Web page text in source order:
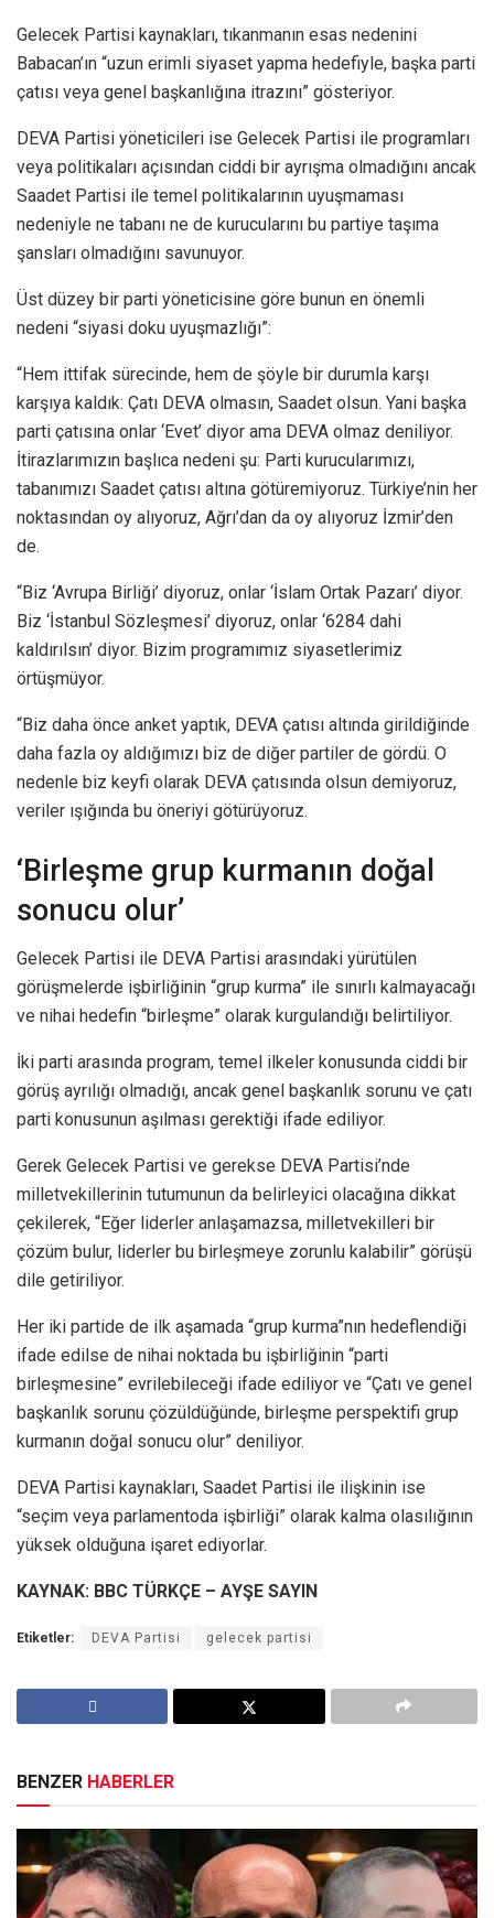
Gelecek Partisi kaynakları, tıkanmanın esas nedenini
Babacan’ın “uzun erimli siyaset yapma hedefiyle, başka parti
çatısı veya genel başkanlığına itrazını” gösteriyor.
DEVA Partisi yöneticileri ise Gelecek Partisi ile programları
veya politikaları açısından ciddi bir ayrışma olmadığını ancak
Saadet Partisi ile temel politikalarının uyuşmaması
nedeniyle ne tabanı ne de kurucularını bu partiye taşıma
şansları olmadığını savunuyor.
Üst düzey bir parti yöneticisine göre bunun en önemli
nedeni “siyasi doku uyuşmazlığı”:
“Hem ittifak sürecinde, hem de şöyle bir durumla karşı
karşıya kaldık: Çatı DEVA olmasın, Saadet olsun. Yani başka
parti çatısına onlar ‘Evet’ diyor ama DEVA olmaz deniliyor.
İtirazlarımızın başlıca nedeni şu: Parti kurucularımızı,
tabanımızı Saadet çatısı altına götüremiyoruz. Türkiye’nin her
noktasından oy alıyoruz, Ağrı’dan da oy alıyoruz İzmir’den
de.
“Biz ‘Avrupa Birliği’ diyoruz, onlar ‘İslam Ortak Pazarı’ diyor.
Biz ‘İstanbul Sözleşmesi’ diyoruz, onlar ‘6284 dahi
kaldırılsın’ diyor. Bizim programımız siyasetlerimiz
örtüşmüyor.
“Biz daha önce anket yaptık, DEVA çatısı altında girildiğinde
daha fazla oy aldığımızı biz de diğer partiler de gördü. O
nedenle biz keyfi olarak DEVA çatısında olsun demiyoruz,
veriler ışığında bu öneriyi götürüyoruz.
‘Birleşme grup kurmanın doğal
sonucu olur’
Gelecek Partisi ile DEVA Partisi arasındaki yürütülen
görüşmelerde işbirliğinin “grup kurma” ile sınırlı kalmayacağı
ve nihai hedefin “birleşme” olarak kurgulandığı belirtiliyor.
İki parti arasında program, temel ilkeler konusunda ciddi bir
görüş ayrılığı olmadığı, ancak genel başkanlık sorunu ve çatı
parti konusunun aşılması gerektiği ifade ediliyor.
Gerek Gelecek Partisi ve gerekse DEVA Partisi’nde
milletvekillerinin tutumunun da belirleyici olacağına dikkat
çekilerek, “Eğer liderler anlaşamazsa, milletvekilleri bir
çözüm bulur, liderler bu birleşmeye zorunlu kalabilir” görüşü
dile getiriliyor.
Her iki partide de ilk aşamada “grup kurma”nın hedeflendiği
ifade edilse de nihai noktada bu işbirliğinin “parti
birleşmesine” evrilebileceği ifade ediliyor ve “Çatı ve genel
başkanlık sorunu çözüldüğünde, birleşme perspektifi grup
kurmanın doğal sonucu olur” deniliyor.
DEVA Partisi kaynakları, Saadet Partisi ile ilişkinin ise
“seçim veya parlamentoda işbirliği” olarak kalma olasılığının
yüksek olduğuna işaret ediyorlar.
KAYNAK: BBC TÜRKÇE – AYŞE SAYIN
Etiketler: DEVA Partisi gelecek partisi
BENZER HABERLER